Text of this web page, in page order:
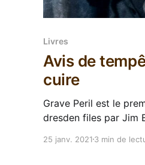
Livres
Avis de
cuire
Grave Peril est le
dresden files par Jim Butcher.
! Les dossiers
25 janv. 2021 3 min de